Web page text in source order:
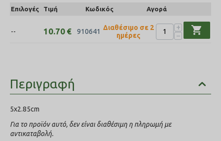
Επιλογές Τιμή Κωδικός Αγορά
-- 10.70 € 910641
Διαθέσιμο σε 2
ημέρες
+
−
shopping_cart
Περιγραφή
5x2.85cm
Για το προϊόν αυτό, δεν είναι διαθέσιμη η πληρωμή με
αντικαταβολή.